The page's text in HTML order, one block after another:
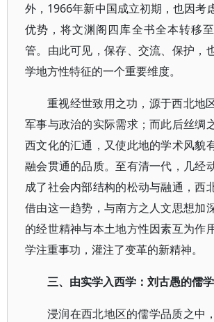
外，1966年新中国成立初期，也因考
优势，将文渊阁四库全书全本转移
管。由此可见，保存、交流、保护，
学地方性特征的一个重要维度。
重视经世致用之功，源于西北地
军事与政治的实际需求；而此后丝绸
西文化的汇通，又使此地的学术风貌
融会贯通的品质。至有清一代，几经
成了社会内部结构的松动与融通，西
借由这一趋势，与南方之人文思想加
的经世精神与本土地方性因素互为作
学注重事功，灌注了变革的新精神。
三、由实学入西学：刘古愚的儒
浸润在西北地区的儒学品质之中